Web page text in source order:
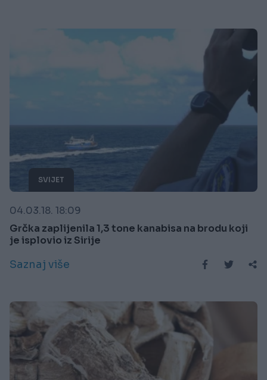
SVIJET
04.03.18. 18:09
Grčka zaplijenila 1,3 tone kanabisa na brodu koji
je isplovio iz Sirije
Saznaj više